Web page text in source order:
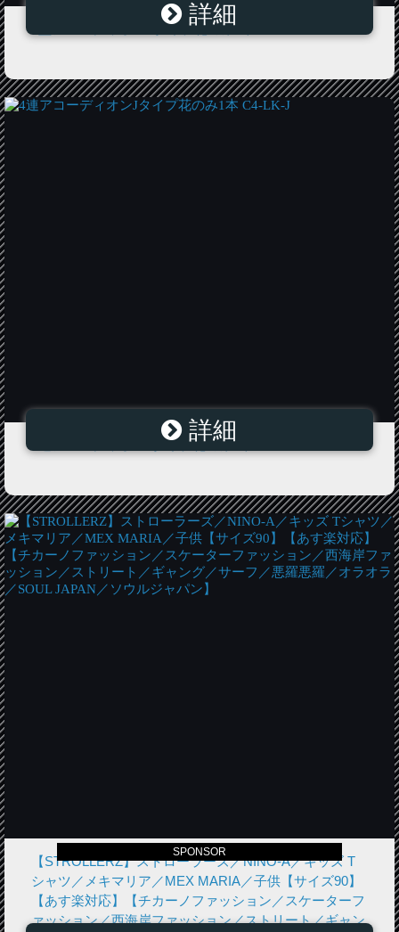
L型アコーディオンAタイプ花のみ1本 C4-LC-A
詳細
4連アコーディオンJタイプ花のみ1本 C4-LK-J
詳細
【STROLLERZ】ストローラーズ／NINO-A／キッズ T
シャツ／メキマリア／MEX MARIA／子供【サイズ90】
【あす楽対応】【チカーノファッション／スケーターフ
ァッション／西海岸ファッション／ストリート／ギャン
SPONSOR